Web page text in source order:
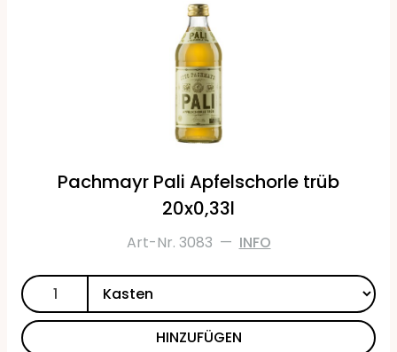
Pachmayr Pali Apfelschorle trüb
20x0,33l
Art-Nr. 3083 — INFO
HINZUFÜGEN